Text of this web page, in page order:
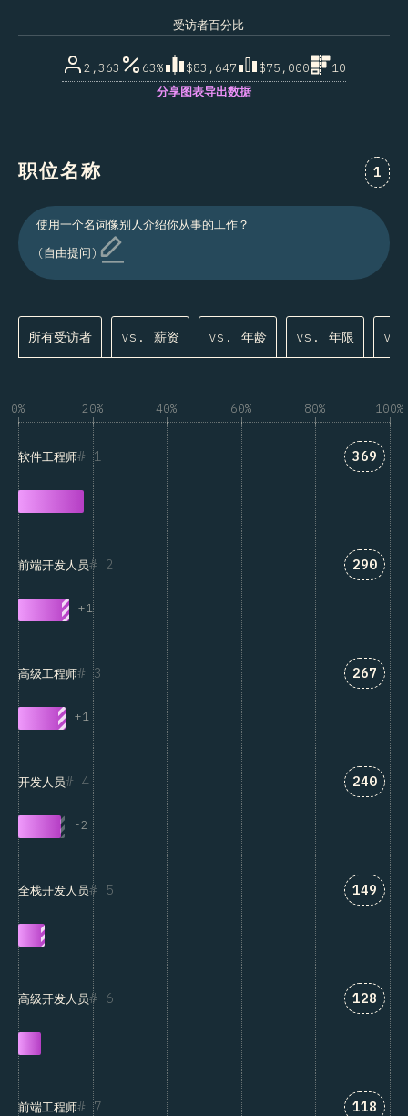
受访者百分比
2,363 63% $83,647 $75,000
10
分享图表导出数据
职位名称 对“
1
使用一个名词像别人介绍你从事的工作？
(自由提问)
所有受访者 vs. 薪资 vs. 年龄 vs. 年限
0% 20% 40% 60% 80% 100%
1
软件工程师 匹配“软
369
2
前端开发人员
+1
匹配“前
290
3
高级工程师
+1
匹配“高
267
4
开发人员
-2
匹配“开
240
5
全栈开发人员 匹配“全
149
6
高级开发人员 匹配“高
128
7
前端工程师 匹配“前
118